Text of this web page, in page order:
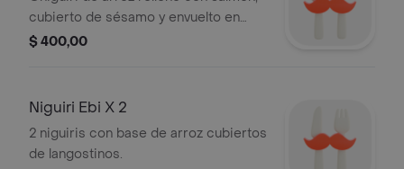
cubierto de sésamo y envuelto en
alga nori.
$ 400,00
Niguiri Ebi X 2
2 niguiris con base de arroz cubiertos
de langostinos.